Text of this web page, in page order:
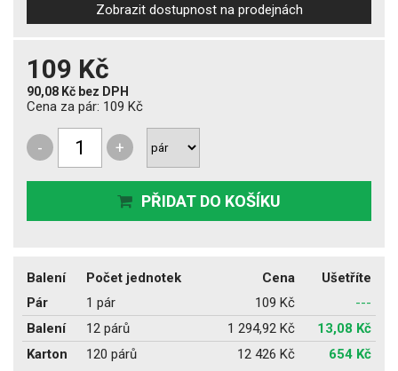
Zobrazit dostupnost na prodejnách
109 Kč
90,08 Kč bez DPH
Cena za pár: 109 Kč
- +
PŘIDAT DO KOŠÍKU
Balení Počet jednotek Cena
Ušetříte
Pár
1 pár 109 Kč
---
Balení
12 párů 1 294,92 Kč
13,08 Kč
Karton
120 párů 12 426 Kč 654 Kč